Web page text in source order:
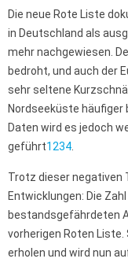
Die neue Rote Liste
in Deutschland als
mehr nachgewiesen.
bedroht, und auch der
sehr seltene
Nordseeküste
Daten wird es jedoch
geführt1234.
Trotz dieser negativen
Entwicklungen: Die
bestandsgefährdeten
vorherigen Roten
erholen und wird nun